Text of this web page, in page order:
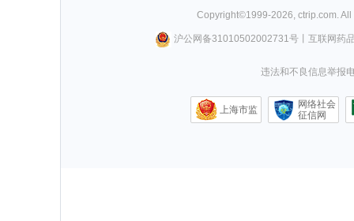
Copyright©1999-2026, ctrip.com.
沪公网备31010502002731号丨 互联网药
违法和不良信息举报
上海市监
网络社会
征信网